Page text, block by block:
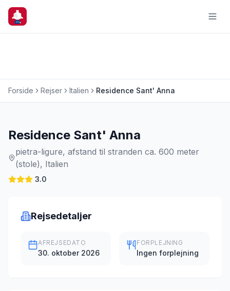
Forside Rejser Italien Residence Sant' Anna
Charterrejse
Residence Sant' Anna
pietra-ligure, afstand til stranden ca. 600 meter
(stole), Italien
3.0
Rejsedetaljer
AFREJSEDATO
30. oktober 2026
FORPLEJNING
Ingen forplejning